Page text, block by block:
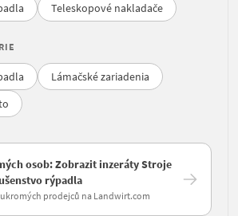
Teleskopové nakladače
Lámačské zariadenia
osob: Zobrazit inzeráty Stroje
rýpadla
prodejců na Landwirt.com